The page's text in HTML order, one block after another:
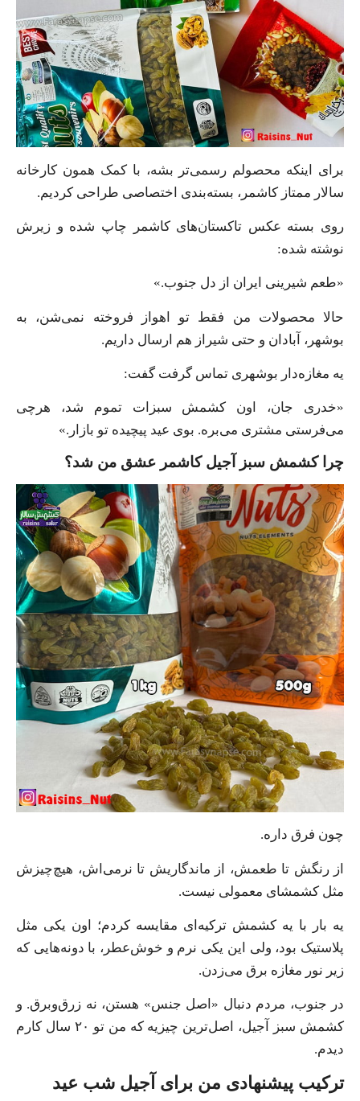
برای اینکه محصولم رسمی‌تر بشه، با کمک همون کارخانه
سالار ممتاز کاشمر، بسته‌بندی اختصاصی طراحی کردیم.
روی بسته عکس تاکستان‌های کاشمر چاپ شده و زیرش
نوشته شده:
«طعم شیرینی ایران از دل جنوب.»
حالا محصولات من فقط تو اهواز فروخته نمی‌شن، به
بوشهر، آبادان و حتی شیراز هم ارسال داریم.
یه مغازه‌دار بوشهری تماس گرفت گفت:
«خدری جان، اون کشمش سبزات تموم شد، هرچی
می‌فرستی مشتری می‌بره. بوی عید پیچیده تو بازار.»
چرا کشمش سبز آجیل کاشمر عشق من شد؟
چون فرق داره.
از رنگش تا طعمش، از ماندگاریش تا نرمی‌اش، هیچ‌چیزش
مثل کشمشای معمولی نیست.
یه بار با یه کشمش ترکیه‌ای مقایسه کردم؛ اون یکی مثل
پلاستیک بود، ولی این یکی نرم و خوش‌عطر، با دونه‌هایی که
زیر نور مغازه برق می‌زدن.
در جنوب، مردم دنبال «اصل جنس» هستن، نه زرق‌وبرق. و
کشمش سبز آجیل، اصل‌ترین چیزیه که من تو ۲۰ سال کارم
دیدم.
ترکیب پیشنهادی من برای آجیل شب عید